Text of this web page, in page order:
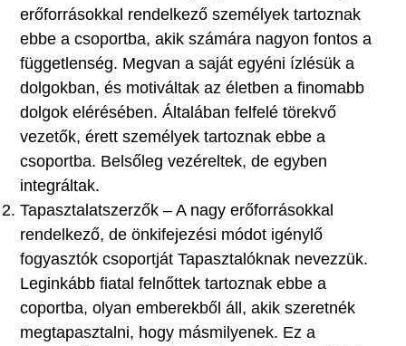
erőforrásokkal rendelkező személyek tartoznak
ebbe a csoportba, akik számára nagyon fontos a
függetlenség. Megvan a saját egyéni ízlésük a
dolgokban, és motiváltak az életben a finomabb
dolgok elérésében. Általában felfelé törekvő
vezetők, érett személyek tartoznak ebbe a
csoportba. Belsőleg vezéreltek, de egyben
integráltak.
Tapasztalatszerzők – A nagy erőforrásokkal
rendelkező, de önkifejezési módot igénylő
fogyasztók csoportját Tapasztalóknak nevezzük.
Leginkább fiatal felnőttek tartoznak ebbe a
coportba, olyan emberekből áll, akik szeretnék
megtapasztalni, hogy másmilyenek. Ez a